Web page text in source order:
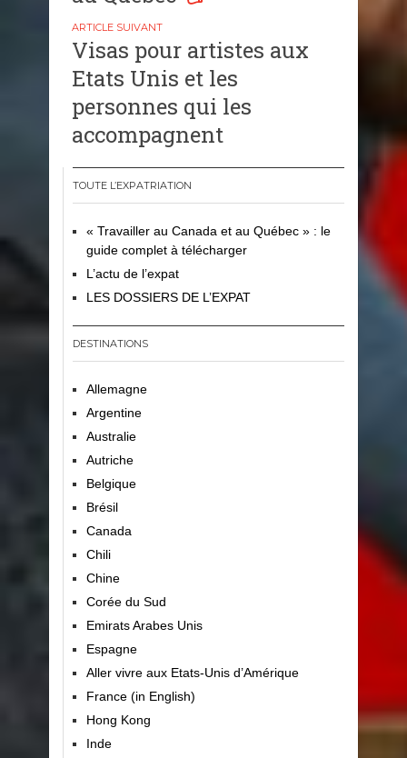
l’article
Visas pour artistes aux
Etats Unis et les
personnes qui les
accompagnent
TOUTE L’EXPATRIATION
« Travailler au Canada et au Québec » : le
guide complet à télécharger
L’actu de l’expat
LES DOSSIERS DE L’EXPAT
DESTINATIONS
Allemagne
Argentine
Australie
Autriche
Belgique
Brésil
Canada
Chili
Chine
Corée du Sud
Emirats Arabes Unis
Espagne
Aller vivre aux Etats-Unis d’Amérique
France (in English)
Hong Kong
Inde